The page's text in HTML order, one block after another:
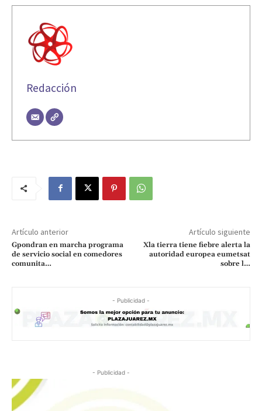
Redacción
Artículo anterior
Gpondran en marcha programa
de servicio social en comedores
comunita…
Artículo siguiente
Xla tierra tiene fiebre alerta la
autoridad europea eumetsat
sobre l…
- Publicidad -
- Publicidad -